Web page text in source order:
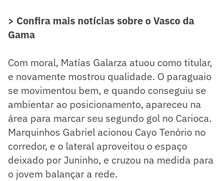
> Confira mais notícias sobre o Vasco da
Gama
Com moral, Matías Galarza atuou como titular,
e novamente mostrou qualidade. O paraguaio
se movimentou bem, e quando conseguiu se
ambientar ao posicionamento, apareceu na
área para marcar seu segundo gol no Carioca.
Marquinhos Gabriel acionou Cayo Tenório no
corredor, e o lateral aproveitou o espaço
deixado por Juninho, e cruzou na medida para
o jovem balançar a rede.